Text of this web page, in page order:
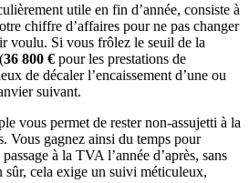
utile en fin d’année, consiste à
chiffre d’affaires pour ne pas changer
voulu. Si vous frôlez le seuil de la
36 800 € pour les prestations de
de décaler l’encaissement d’une ou
suivant.
vous permet de rester non-assujetti à la
Vous gagnez ainsi du temps pour
à la TVA l’année d’après, sans
cela exige un suivi méticuleux,